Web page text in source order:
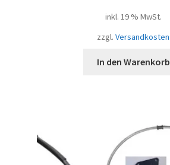
inkl. 19 % MwSt.
zzgl. Versandkosten
In den Warenkorb